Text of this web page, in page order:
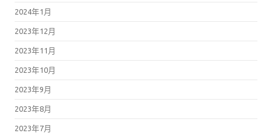
2024年1月
2023年12月
2023年11月
2023年10月
2023年9月
2023年8月
2023年7月